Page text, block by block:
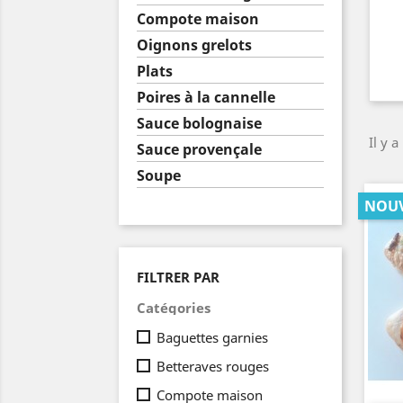
Compote maison
Oignons grelots
Plats
Poires à la cannelle
Sauce bolognaise
Sauce provençale
Soupe
FILTRER PAR
Catégories
Baguettes garnies
Betteraves rouges
Compote maison
Il y a